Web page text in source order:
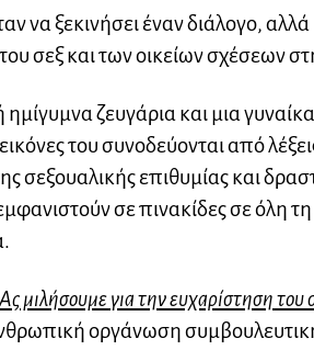
να ξεκινήσει έναν διάλογο,
σεξ και των οικείων σχέσεων
ημίγυμνα ζευγάρια και μια
του συνοδεύονται από
σεξουαλικής επιθυμίας και
σε πινακίδες σε όλη
μιλήσουμε για την ευχαρίστηση του
οργάνωση